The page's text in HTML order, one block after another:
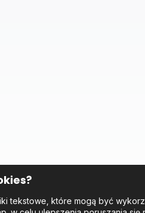
tekstowe, które mogą być